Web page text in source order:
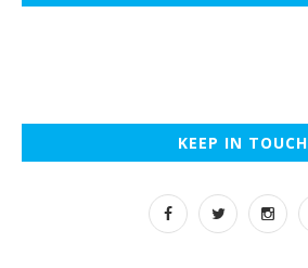
KEEP IN TOUCH